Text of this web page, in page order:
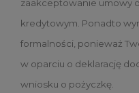
zaakceptowanie umowy
kredytowym. Ponadto
formalności, ponieważ
w oparciu o deklarację
wniosku o pożyczkę.